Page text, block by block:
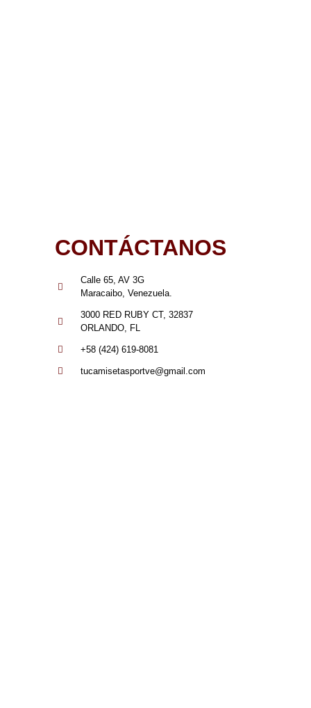
CONTÁCTANOS
Calle 65, AV 3G
Maracaibo, Venezuela.
3000 RED RUBY CT, 32837
ORLANDO, FL
+58 (424) 619-8081
tucamisetasportve@gmail.com